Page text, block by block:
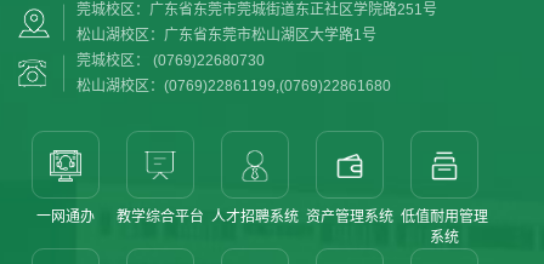
莞城校区：广东省东莞市莞城街道东正社区学院路251号
松山湖校区：广东省东莞市松山湖区大学路1号
莞城校区： (0769)22680730
松山湖校区：(0769)22861199,(0769)22861680
一网通办 教学综合平台 人才招聘系统 资产管理系统 低值耐用管理
系统